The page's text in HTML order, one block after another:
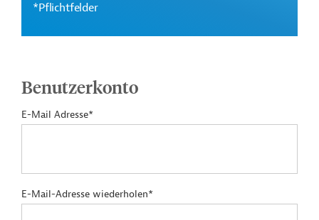
*Pflichtfelder
Benutzerkonto
E-Mail Adresse*
E-Mail-Adresse wiederholen*